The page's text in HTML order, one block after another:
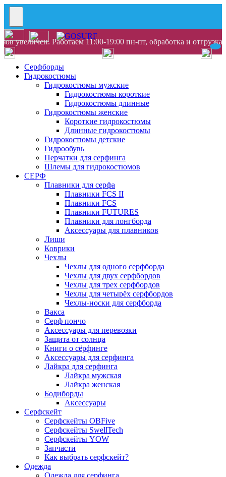
увеличен. Работаем 11:00-19:00 пн-пт, обработка и
Серфборды
Гидрокостюмы
Гидрокостюмы мужские
Гидрокостюмы короткие
Гидрокостюмы длинные
Гидрокостюмы женские
Короткие гидрокостюмы
Длинные гидрокостюмы
Гидрокостюмы детские
Гидрообувь
Перчатки для серфинга
Шлемы для гидрокостюмов
СЕРФ
Плавники для серфа
Плавники FCS II
Плавники FCS
Плавники FUTURES
Плавники для лонгборда
Аксессуары для плавников
Лиши
Коврики
Чехлы
Чехлы для одного серфборда
Чехлы для двух серфбордов
Чехлы для трех серфбордов
Чехлы для четырёх серфбордов
Чехлы-носки для серфборда
Вакса
Серф пончо
Аксессуары для перевозки
Защита от солнца
Книги о сёрфинге
Аксессуары для серфинга
Лайкра для серфинга
Лайкра мужская
Лайкра женская
Бодиборды
Аксессуары
Серфскейт
Серфскейты OBFive
Серфскейты SwellTech
Серфскейты YOW
Запчасти
Как выбрать серфскейт?
Одежда
Одежда для серфинга